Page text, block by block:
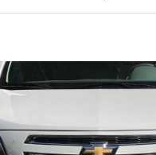
səyahətinizdə yüksək